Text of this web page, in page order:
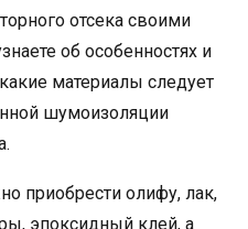
отсека своими
об особенностях и
материалы следует
шумоизоляции
приобрести олифу, лак,
эпоксидный клей, а